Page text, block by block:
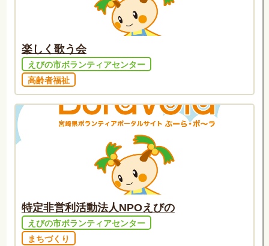
楽しく歌う会
えびの市ボランティアセンター
高齢者福祉
特定非営利活動法人NPOえびの
えびの市ボランティアセンター
まちづくり